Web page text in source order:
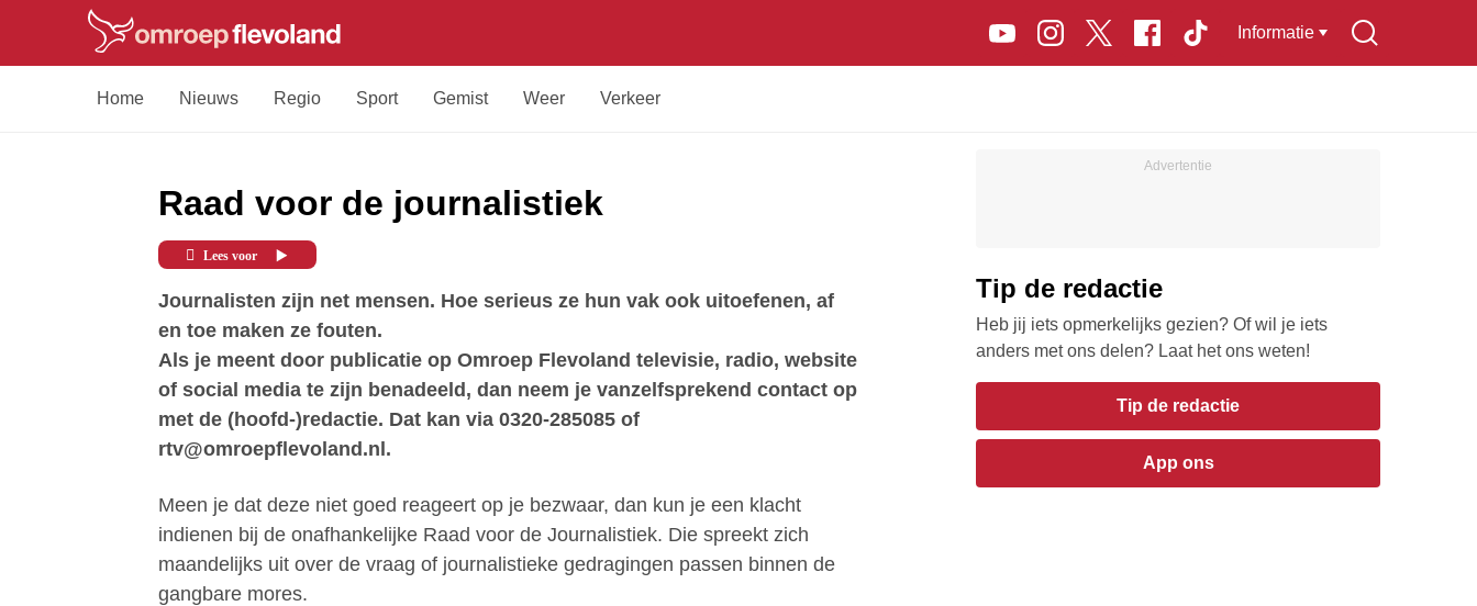
Informatie
Home Nieuws Regio Sport Gemist Weer Verkeer
Raad voor de journalistiek
Lees voor
Journalisten zijn net mensen. Hoe serieus ze hun vak ook uitoefenen, af
en toe maken ze fouten.
Als je meent door publicatie op Omroep Flevoland televisie, radio, website
of social media te zijn benadeeld, dan neem je vanzelfsprekend contact op
met de (hoofd-)redactie. Dat kan via 0320-285085 of
rtv@omroepflevoland.nl.
Meen je dat deze niet goed reageert op je bezwaar, dan kun je een klacht
indienen bij de onafhankelijke Raad voor de Journalistiek. Die spreekt zich
maandelijks uit over de vraag of journalistieke gedragingen passen binnen de
gangbare mores.
Tip de redactie
Heb jij iets opmerkelijks gezien? Of wil je iets
anders met ons delen? Laat het ons weten!
Tip de redactie
App ons